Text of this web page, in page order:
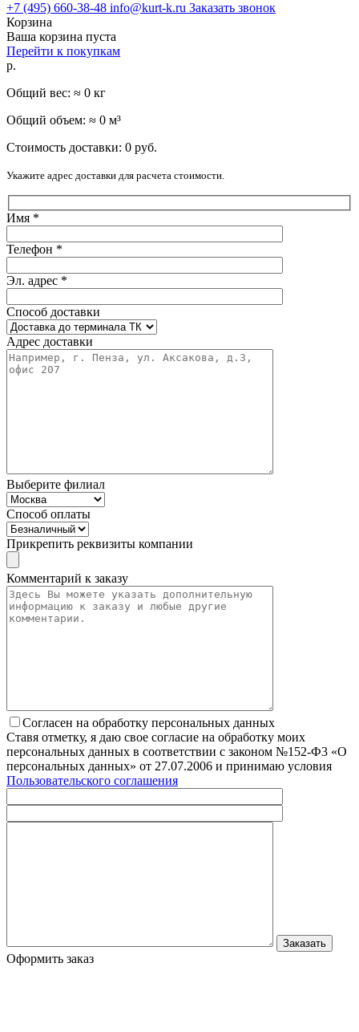
+7 (495) 660-38-48 info@kurt-k.ru Заказать звонок
Корзина
Ваша корзина пуста
Перейти к покупкам
р.
Общий вес: ≈ 0 кг
Общий объем: ≈ 0 м³
Стоимость доставки: 0 руб.
Укажите адрес доставки для расчета стоимости.
Имя *
Телефон *
Эл. адрес *
Способ доставки
Адрес доставки
Выберите филиал
Способ оплаты
Прикрепить реквизиты компании
Комментарий к заказу
Согласен на обработку персональных данных
Ставя отметку, я даю свое согласие на обработку моих
персональных данных в соответствии с законом №152-Ф3 «О
персональных данных» от 27.07.2006 и принимаю условия
Пользовательского соглашения
Оформить заказ